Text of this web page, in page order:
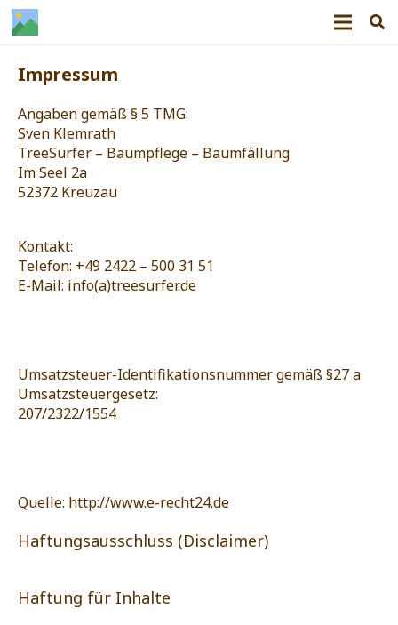
Impressum
Angaben gemäß § 5 TMG:
Sven Klemrath
TreeSurfer – Baumpflege – Baumfällung
Im Seel 2a
52372 Kreuzau
Kontakt:
Telefon: +49 2422 – 500 31 51
E-Mail: info(a)treesurfer.de
Umsatzsteuer-Identifikationsnummer gemäß §27 a
Umsatzsteuergesetz:
207/2322/1554
Quelle: http://www.e-recht24.de
Haftungsausschluss (Disclaimer)
Haftung für Inhalte